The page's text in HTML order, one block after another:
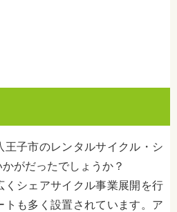
王子市のレンタルサイクル・シ
がだったでしょうか？
くシェアサイクル事業展開を行
トも多く設置されています。ア